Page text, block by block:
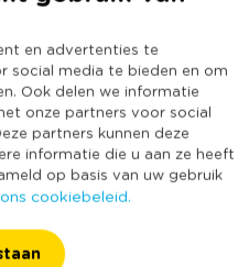
en advertenties te
social media te bieden en om
Ook delen we informatie
onze partners voor social
partners kunnen deze
informatie die u aan ze heeft
op basis van uw gebruik
cookiebeleid.
- 50x60 cm
Niet online
canvas -